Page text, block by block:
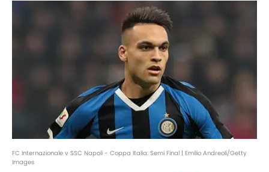
FC Internazionale v SSC Napoli - Coppa Italia: Semi Final | Emilio Andreoli/Getty
Images